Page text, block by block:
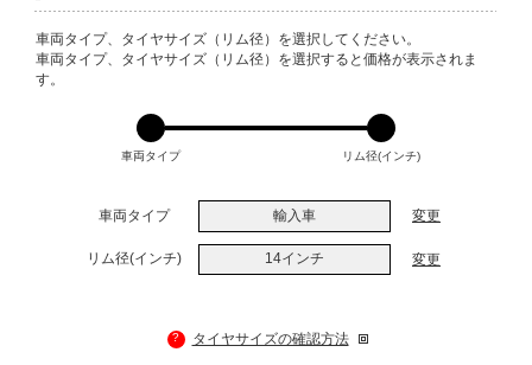
VARIATIONS
車両タイプ、タイヤサイズ（リム径）を選択してください。
車両タイプ、タイヤサイズ（リム径）を選択すると価格が表示されま
す。
車両タイプ リム径(インチ)
車両タイプ 輸入車 変更
リム径(インチ) 14インチ 変更
? タイヤサイズの確認方法